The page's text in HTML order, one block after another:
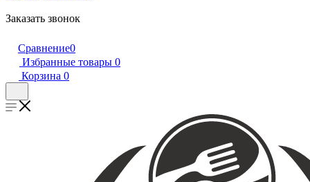
Заказать звонок
Сравнение0
Избранные товары 0
Корзина 0